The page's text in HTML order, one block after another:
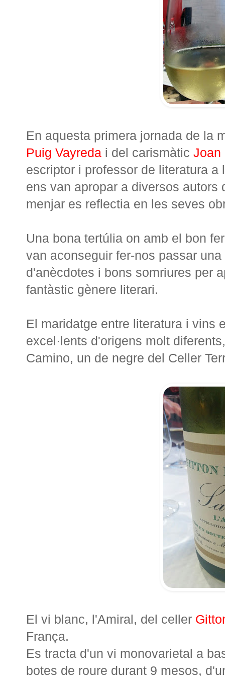
En aquesta primera jornada de la
Puig Vayreda i del carismàtic Joan
escriptor i professor de literatura a
ens van apropar a diversos autors
menjar es reflectia en les seves
Una bona tertúlia on amb el bon
van aconseguir fer-nos passar
d'anècdotes i bons somriures per
fantàstic gènere literari.
El maridatge entre literatura i vins
excel·lents d'origens molt
Camino, un de negre del Celler
El vi blanc, l'Amiral, del celler
França.
Es tracta d'un vi monovarietal a
botes de roure durant 9 mesos,